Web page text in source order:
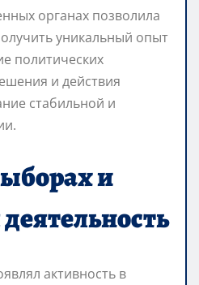
органах позволила
уникальный опыт
политических
и действия
стабильной и
и
активность в